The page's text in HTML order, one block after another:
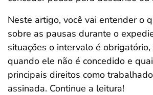
Neste artigo, você vai entender o
sobre as pausas durante o
situações o intervalo é
quando ele não é concedido e
principais direitos como
assinada. Continue a leitura!